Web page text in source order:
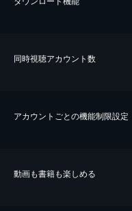
同時視聴アカウント数
アカウントごとの機能制限設定
動画も書籍も楽しめる